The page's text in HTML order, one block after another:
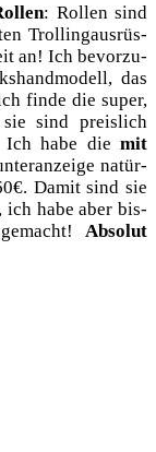
: Rol­len sind
Trol­ling­aus­rüs­
an! Ich bevor­zu­
das
fin­de die super,
sind preis­lich
Ich habe die mit
natür­
Damit sind sie
ich habe aber bis­
Abso­lut